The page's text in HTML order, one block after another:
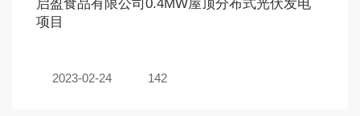
启盈食品有限公司0.4MW屋顶分布式光伏发电
项目
2023-02-24 142